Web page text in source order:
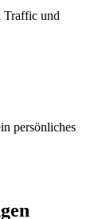
Traffic und
persönliches